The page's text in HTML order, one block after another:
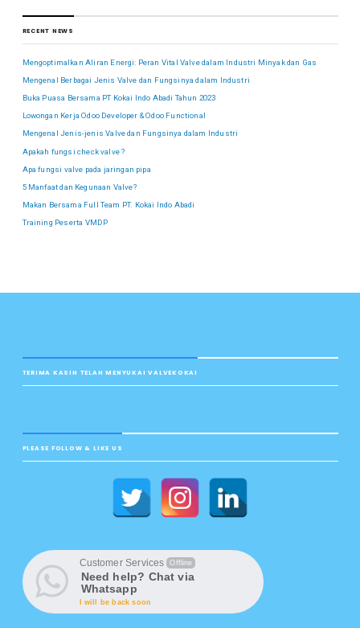
RECENT NEWS
Mengoptimalkan Aliran Energi: Peran Vital Valve dalam Industri Minyak dan Gas
Mengenal Berbagai Jenis Valve dan Fungsinya dalam Industri
Buka Puasa Bersama PT Kokai Indo Abadi Tahun 2023
Lowongan Kerja Odoo Developer & Odoo Functional
Mengenal Jenis-jenis Valve dan Fungsinya dalam Industri
Apakah fungsi check valve ?
Apa fungsi valve pada jaringan pipa
5 Manfaat dan Kegunaan Valve?
Makan Bersama Full Team PT. Kokai Indo Abadi
Training Peserta VMDP
TERIMA KASIH TELAH MENYUKAI VALVEKOKAI
PLEASE FOLLOW & LIKE US
Customer Services Offline
Need help? Chat via
Whatsapp
I will be back soon